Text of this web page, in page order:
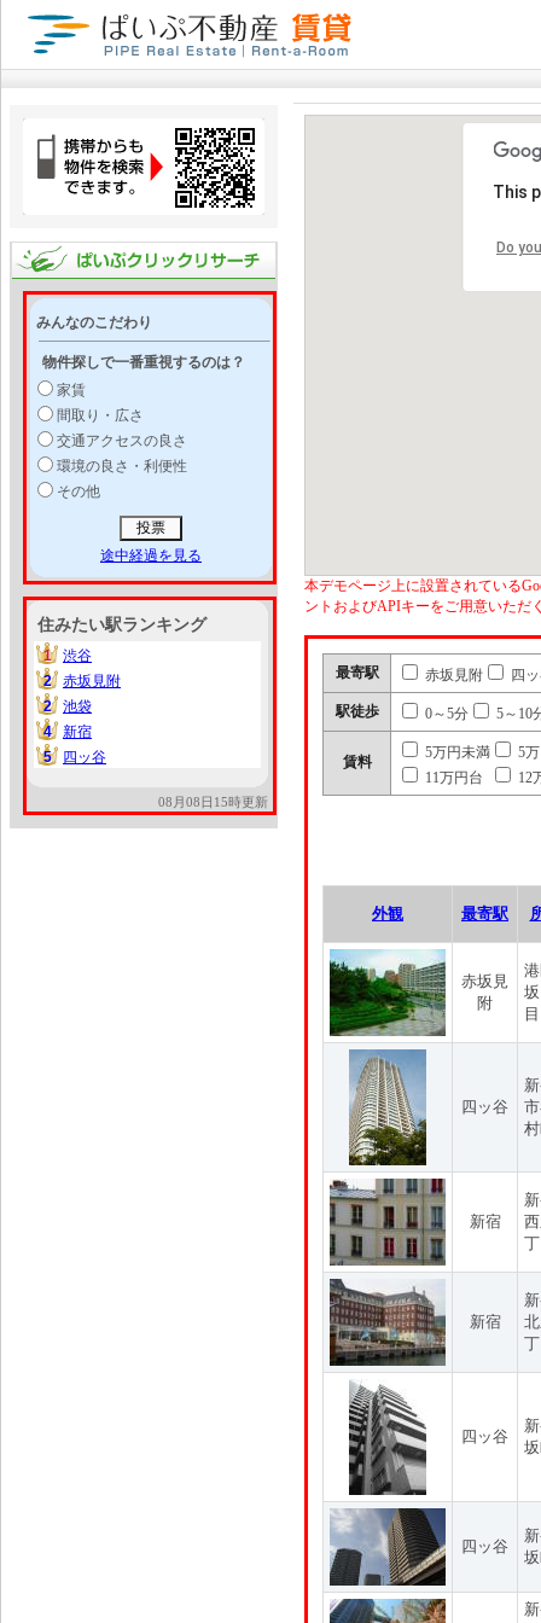
みんなのこだわり
物件探しで一番重視するのは？
家賃
間取り・広さ
交通アクセスの良さ
環境の良さ・利便性
その他
途中経過を見る
住みたい駅ランキング
1
1
渋谷
2
2
赤坂見附
2
2
池袋
4
4
新宿
5
5 四ッ谷
08月08日15時更新
This
Do
本デモページ上に設置されている
ントおよびAPIキーをご用意いただ
最寄駅 赤坂見附 四
駅徒歩 0～5分 5～10
賃料
5万円未満
5
11万円台
12
外観 最寄駅
赤坂見
附
目
四ッ谷
新宿
新宿
四ッ谷
四ッ谷